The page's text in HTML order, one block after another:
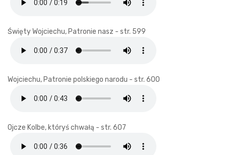
Święty Wojciechu, Patronie nasz - str. 599
Wojciechu, Patronie polskiego narodu - str. 600
Ojcze Kolbe, któryś chwałą - str. 607